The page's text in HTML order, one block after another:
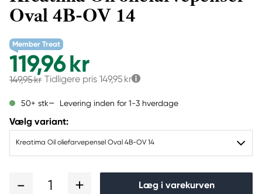
Oval 4B-OV 14
Member Treat
119,96 kr
149,95 kr Tidligere pris 149,95 kr
50+ stk Levering inden for 1-3 hverdage
Vælg variant:
Kreatima Oil oliefarvepensel Oval 4B-OV 14
1 Læg i varekurven